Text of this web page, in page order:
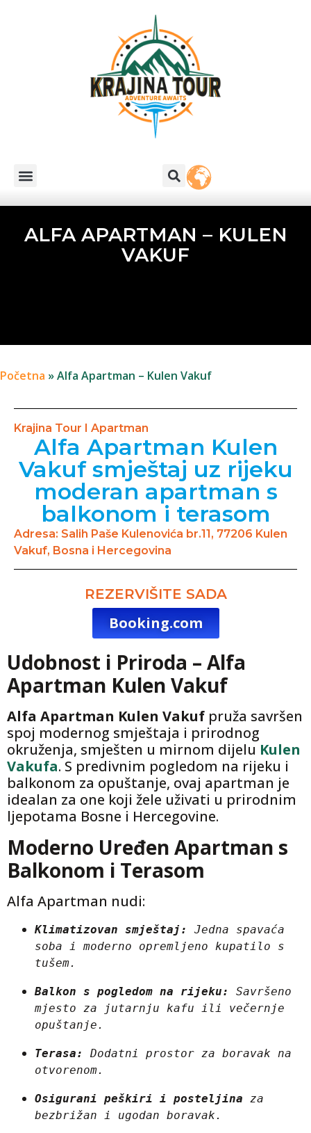
ALFA APARTMAN – KULEN
VAKUF
Početna »Alfa Apartman – Kulen Vakuf
Krajina Tour I Apartman
Alfa Apartman Kulen
Vakuf smještaj uz rijeku
moderan apartman s
balkonom i terasom
Adresa: Salih Paše Kulenovića br.11, 77206 Kulen
Vakuf, Bosna i Hercegovina
REZERVIŠITE SADA
Booking.com
Udobnost i Priroda – Alfa
Apartman Kulen Vakuf
Alfa Apartman Kulen Vakuf pruža savršen
spoj modernog smještaja i prirodnog
okruženja, smješten u mirnom dijelu Kulen
Vakufa. S predivnim pogledom na rijeku i
balkonom za opuštanje, ovaj apartman je
idealan za one koji žele uživati u prirodnim
ljepotama Bosne i Hercegovine.
Moderno Uređen Apartman s
Balkonom i Terasom
Alfa Apartman nudi:
Klimatizovan smještaj:
Jedna spavaća
soba i moderno opremljeno kupatilo s
tušem.
Balkon s pogledom na rijeku:
Savršeno
mjesto za jutarnju kafu ili večernje
opuštanje.
Terasa:
Dodatni prostor za boravak na
otvorenom.
Osigurani peškiri i posteljina za
bezbrižan i ugodan boravak.